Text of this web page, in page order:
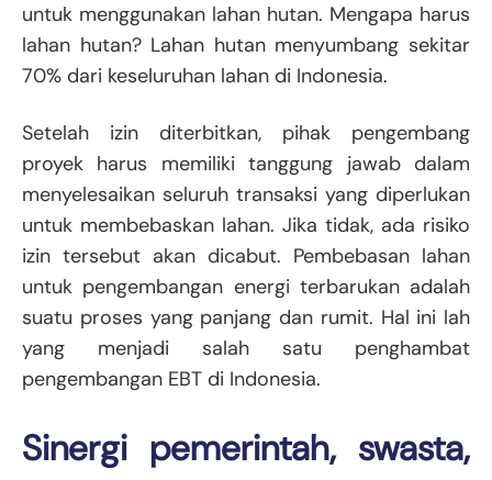
untuk menggunakan lahan hutan. Mengapa harus
lahan hutan? Lahan hutan menyumbang sekitar
70% dari keseluruhan lahan di Indonesia.
Setelah izin diterbitkan, pihak pengembang
proyek harus memiliki tanggung jawab dalam
menyelesaikan seluruh transaksi yang diperlukan
untuk membebaskan lahan. Jika tidak, ada risiko
izin tersebut akan dicabut. Pembebasan lahan
untuk pengembangan energi terbarukan adalah
suatu proses yang panjang dan rumit. Hal ini lah
yang menjadi salah satu penghambat
pengembangan EBT di Indonesia.
Sinergi pemerintah, swasta,